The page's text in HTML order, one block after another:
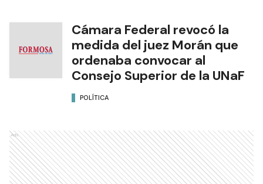
Cámara Federal revocó la
medida del juez Morán que
ordenaba convocar al
Consejo Superior de la UNaF
POLÍTICA
Ads